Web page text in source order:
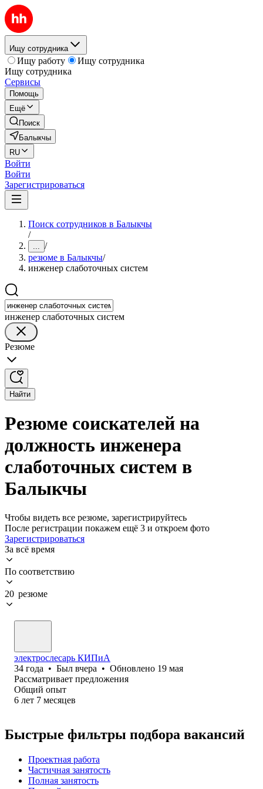
Ищу сотрудника
Ищу работу
Ищу сотрудника
Ищу сотрудника
Сервисы
Помощь
Ещё
Поиск
Балыкчы
RU
Войти
Войти
Зарегистрироваться
Поиск сотрудников в Балыкчы
/
... /
резюме в Балыкчы/
инженер слаботочных систем
инженер слаботочных систем
Резюме
Найти
Резюме соискателей на
должность инженера
слаботочных систем в
Балыкчы
Чтобы видеть все резюме, зарегистрируйтесь
После регистрации покажем ещё 3 и откроем фото
Зарегистрироваться
За всё время
По соответствию
20 резюме
электрослесарь КИПиА
34 года • Был вчера • Обновлено 19 мая
Рассматривает предложения
Общий опыт
6 лет 7 месяцев
Быстрые фильтры подбора вакансий
Проектная работа
Частичная занятость
Полная занятость